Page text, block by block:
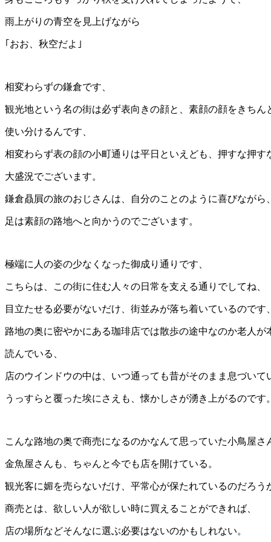
雨上がりの青空を見上げながら
｢おお、秋空だよ｣
相変わらずの鎌倉です、
観光地という名の街は必ず表向きの顔と、素顔の顔をきちん
使い分けるんです、
相変わらず表の顔の小町通りは平日といえども、押すな押す
大盛況でございます。
鎌倉贔屓の旅のおじさんは、自分のことのように喜びながら、
足は素顔の路地へと向かうのでございます。
極端に人の姿の少なくなった御成り通りです、
こちらは、この街に住む人々の日常を支える通りでしてね、
目立たせる必要がないだけ、街並みが落ち着いているのです、
路地の奥に密やかにある珈琲店では散歩の途中なのか老人が
読んでいる、
店のウインドウの中は、いつ通っても昔がそのまま息づいて
うっすらと覆った埃にさえも、懐かしさが湧き上がるのです。
こんな路地の奥で商売になるのかなんて思っていた小鳥屋さ
金魚屋さんも、ちゃんと今でも店を開けている。
観光客に媚を売らないだけ、平常心が保たれているのだろう
商売とは、欲しい人が欲しい時に買えることができれば、
店の場所などそんなに選ぶ必要はないのかもしれない。